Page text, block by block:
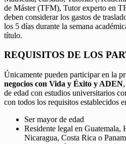
de Máster (TFM), Tutor experto en
deben considerar los gastos de
los 5 días durante la semana
título.
REQUISITOS DE LOS
Únicamente pueden participar en la
negocios con Vida y Éxito y ADEN
de edad con estudios universitarios
con todos los requisitos establecidos
Ser mayor de edad
Residente legal en Guatemala,
Nicaragua, Costa Rica o